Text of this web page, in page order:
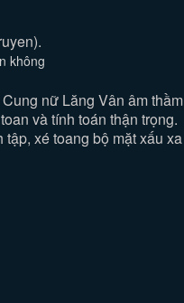
không
nữ Lăng Vân âm thầm
và tính toán thận trọng.
xé toang bộ mặt xấu xa